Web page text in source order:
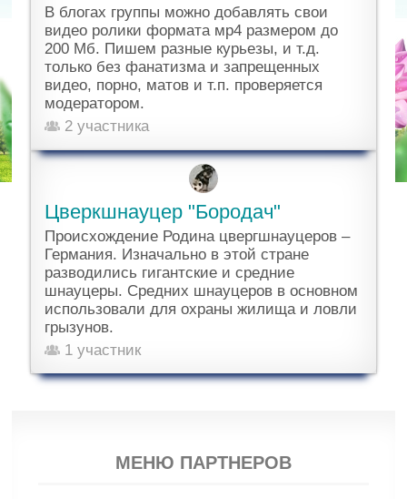
В блогах группы можно добавлять свои
видео ролики формата мр4 размером до
200 Мб. Пишем разные курьезы, и т.д.
только без фанатизма и запрещенных
видео, порно, матов и т.п. проверяется
модератором.
2 участника
Цверкшнауцер "Бородач"
Происхождение Родина цвергшнауцеров –
Германия. Изначально в этой стране
разводились гигантские и средние
шнауцеры. Средних шнауцеров в основном
использовали для охраны жилища и ловли
грызунов.
1 участник
МЕНЮ ПАРТНЕРОВ